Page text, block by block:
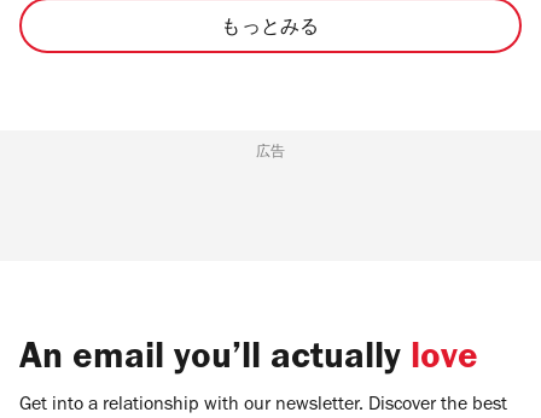
もっとみる
広告
An email you’ll actually love
Get into a relationship with our newsletter. Discover the best